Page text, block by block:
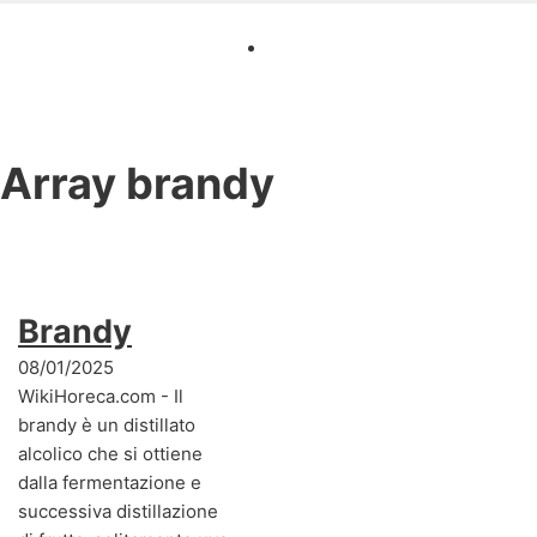
Array brandy
Brandy
08/01/2025
WikiHoreca.com - Il
brandy è un distillato
alcolico che si ottiene
dalla fermentazione e
successiva distillazione